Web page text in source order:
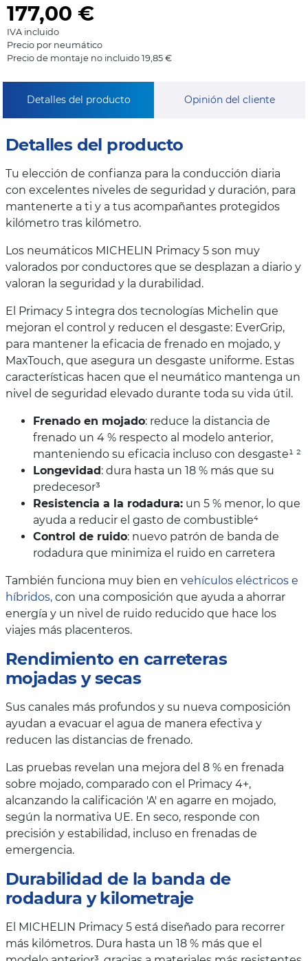
177,00 €
IVA incluido
Precio por neumático
Precio de montaje no incluido 19,85 €
Detalles del producto Opinión del cliente
Detalles del producto
Tu elección de confianza para la conducción diaria
con excelentes niveles de seguridad y duración, para
mantenerte a ti y a tus acompañantes protegidos
kilómetro tras kilómetro.
Los neumáticos MICHELIN Primacy 5 son muy
valorados por conductores que se desplazan a diario y
valoran la seguridad y la durabilidad.
El Primacy 5 integra dos tecnologías Michelin que
mejoran el control y reducen el desgaste: EverGrip,
para mantener la eficacia de frenado en mojado, y
MaxTouch, que asegura un desgaste uniforme. Estas
características hacen que el neumático mantenga un
nivel de seguridad elevado durante toda su vida útil.
Frenado en mojado: reduce la distancia de
frenado un 4 % respecto al modelo anterior,
manteniendo su eficacia incluso con desgaste¹ ²
Longevidad : dura hasta un 18 % más que su
predecesor³
Resistencia a la rodadura: un 5 % menor, lo que
ayuda a reducir el gasto de combustible⁴
Control de ruido: nuevo patrón de banda de
rodadura que minimiza el ruido en carretera
También funciona muy bien en vehículos eléctricos e
híbridos, con una composición que ayuda a ahorrar
energía y un nivel de ruido reducido que hace los
viajes más placenteros.
Rendimiento en carreteras
mojadas y secas
Sus canales más profundos y su nueva composición
ayudan a evacuar el agua de manera efectiva y
reducen las distancias de frenado.
Las pruebas revelan una mejora del 8 % en frenada
sobre mojado, comparado con el Primacy 4+,
alcanzando la calificación 'A' en agarre en mojado,
según la normativa UE. En seco, responde con
precisión y estabilidad, incluso en frenadas de
emergencia.
Durabilidad de la banda de
rodadura y kilometraje
El MICHELIN Primacy 5 está diseñado para recorrer
más kilómetros. Dura hasta un 18 % más que el